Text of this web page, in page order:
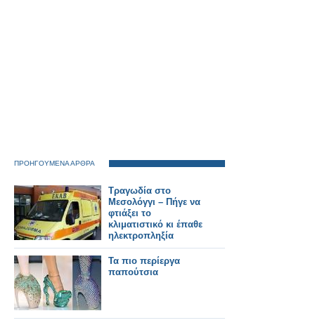
ΠΡΟΗΓΟΥΜΕΝΑ ΑΡΘΡΑ
Τραγωδία στο
Μεσολόγγι – Πήγε να
φτιάξει το
κλιματιστικό κι έπαθε
ηλεκτροπληξία
Τα πιο περίεργα
παπούτσια